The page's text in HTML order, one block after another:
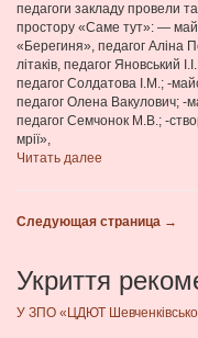
педагоги закладу провели
простору «Саме тут»: —
«Берегиня», педагог Аліна
літаків, педагог Яновський
педагог Солдатова І.М.; -
педагог Олена Вакулович; -
педагог Семчонок М.В.; -
мрії»,
Читать далее
Следующая страница →
Укриття
У ЗПО «ЦДЮТ